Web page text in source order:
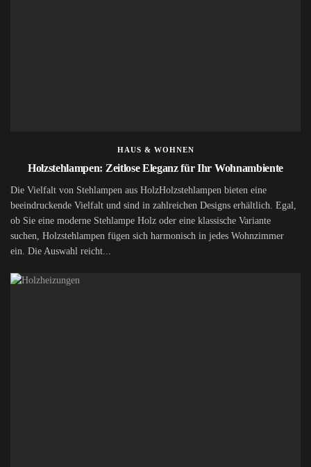
HAUS & WOHNEN
Holzstehlampen: Zeitlose Eleganz für Ihr Wohnambiente
Die Vielfalt von Stehlampen aus HolzHolzstehlampen bieten eine
beeindruckende Vielfalt und sind in zahlreichen Designs erhältlich. Egal,
ob Sie eine moderne Stehlampe Holz oder eine klassische Variante
suchen, Holzstehlampen fügen sich harmonisch in jedes Wohnzimmer
ein. Die Auswahl reicht...